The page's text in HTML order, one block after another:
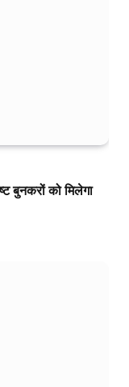
बुनकरों को मिलेगा